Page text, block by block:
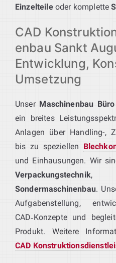
Einzelteileoder komplette
CAD
enbau Sankt
Entwicklung,
Umsetzung
Unser Maschinenbau Büro
ein breites
Anlagen über Handling-,
bis zu speziellen
und Einhausungen. Wir
Verpackungstechnik,
Sondermaschinenbau.
Aufgabenstellung,
CAD‑Konzepte und
Produkt. Weitere
CAD